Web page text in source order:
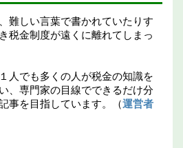
難しい言葉で書かれていたりす
税金制度が遠くに離れてしまっ
人でも多くの人が税金の知識を
、専門家の目線でできるだけ分
事を目指しています。（運営者